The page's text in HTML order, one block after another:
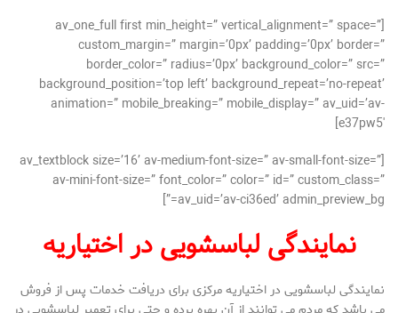
[av_one_full first min_height=” vertical_alignment=” space=”
custom_margin=” margin=’0px’ padding=’0px’ border=”
border_color=” radius=’0px’ background_color=” src=”
background_position=’top left’ background_repeat=’no-repeat’
animation=” mobile_breaking=” mobile_display=” av_uid=’av-
e37pw5′]
[av_textblock size=’16’ av-medium-font-size=” av-small-font-size=”
av-mini-font-size=” font_color=” color=” id=” custom_class=”
av_uid=’av-ci36ed’ admin_preview_bg=”]
نمایندگی لباسشویی در اختیاریه
نمایندگی لباسشویی در اختیاریه مرکزی برای دریافت خدمات پس از فروش